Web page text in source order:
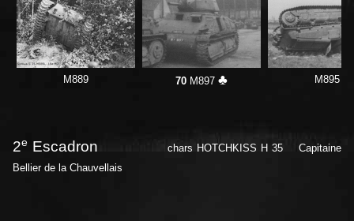
M889 70M897 ♣ M895
2e Escadron
chars HOTCHKISS H 35 Capitaine
Bellier de la Chauvellais